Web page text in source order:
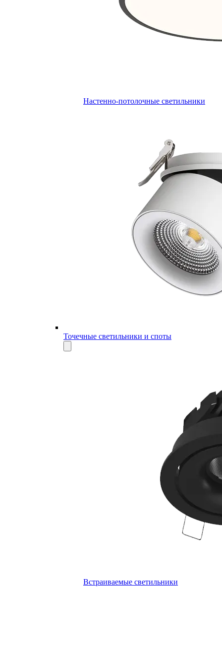
Настенно-потолочные светильники
Точечные светильники и споты
Встраиваемые светильники